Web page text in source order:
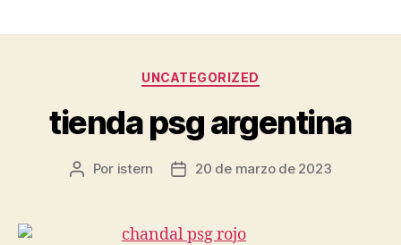
Categorías
UNCATEGORIZED
tienda psg argentina
Autor
entrada
Por istern
Fecha
entrada
20 de marzo de 2023